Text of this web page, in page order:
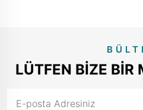
LÜTFEN BIZE BIR